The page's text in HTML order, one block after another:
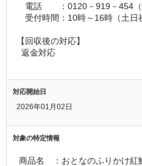
電話　　：0120－919－454
受付時間：10時～16時（土日
【回収後の対応】
返金対応
対応開始日
2026年01月02日
対象の特定情報
商品名　：おとなのふりかけ紅